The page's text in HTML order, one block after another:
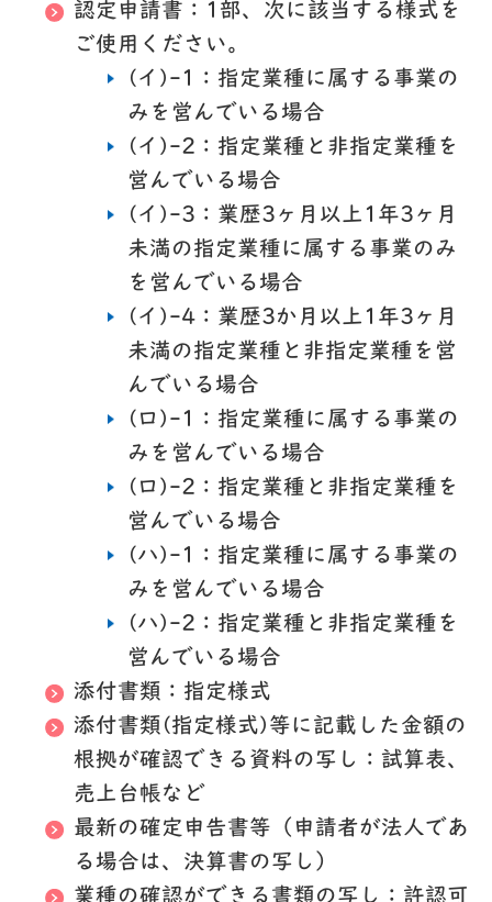
認定申請書：1部、次に該当する様式を
ご使用ください。
(イ)-1：指定業種に属する事業の
みを営んでいる場合
(イ)-2：指定業種と非指定業種を
営んでいる場合
(イ)-3：業歴3ヶ月以上1年3ヶ月
未満の指定業種に属する事業のみ
を営んでいる場合
(イ)-4：業歴3か月以上1年3ヶ月
未満の指定業種と非指定業種を営
んでいる場合
(ロ)-1：指定業種に属する事業の
みを営んでいる場合
(ロ)-2：指定業種と非指定業種を
営んでいる場合
(ハ)-1：指定業種に属する事業の
みを営んでいる場合
(ハ)-2：指定業種と非指定業種を
営んでいる場合
添付書類：指定様式
添付書類(指定様式)等に記載した金額の
根拠が確認できる資料の写し：試算表、
売上台帳など
最新の確定申告書等（申請者が法人であ
る場合は、決算書の写し）